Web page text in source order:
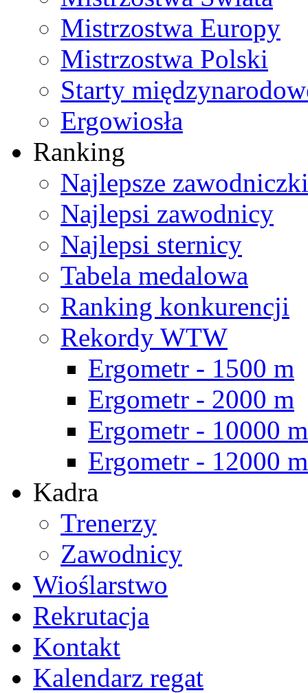
Mistrzostwa Europy
Mistrzostwa Polski
Starty
Ergowiosła
Ranking
Najlepsze zawodniczki
Najlepsi zawodnicy
Najlepsi sternicy
Tabela medalowa
Ranking konkurencji
Rekordy WTW
Ergometr - 1500 m
Ergometr - 2000 m
Ergometr - 10000 m
Ergometr - 12000 m
Kadra
Trenerzy
Zawodnicy
Wioślarstwo
Rekrutacja
Kontakt
Kalendarz regat